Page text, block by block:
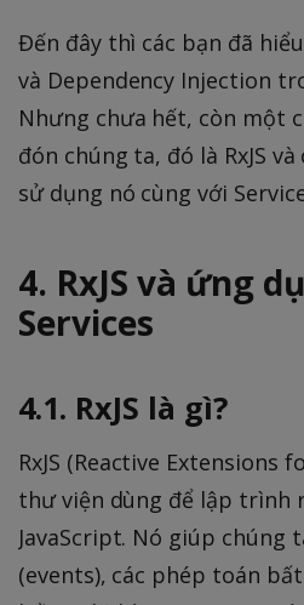
Đến đây thì các bạn đã
và Dependency Injection
Nhưng chưa hết, còn một
đón chúng ta, đó là RxJS
sử dụng nó cùng với
4. RxJS và ứng
Services
4.1. RxJS là gì?
RxJS (Reactive Extensions
thư viện dùng để lập trình
JavaScript. Nó giúp chúng
(events), các phép toán